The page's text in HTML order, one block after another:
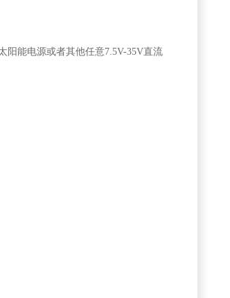
阳能电源或者其他任意7.5V-35V直流